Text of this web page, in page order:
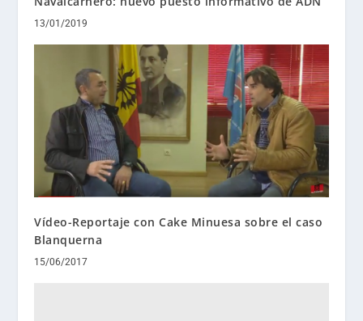
13/01/2019
Vídeo-Reportaje con Cake Minuesa sobre el caso
Blanquerna
15/06/2017